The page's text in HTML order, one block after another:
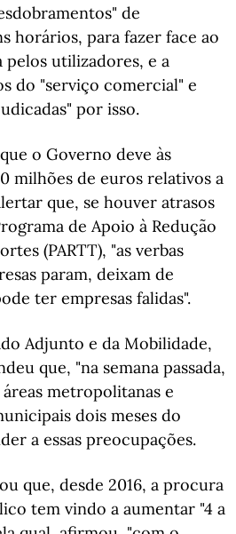
de
horários, para fazer face ao
utilizadores, e a
do "serviço comercial" e
por isso.
o Governo deve às
milhões de euros relativos a
que, se houver atrasos
de Apoio à Redução
(PARTT), "as verbas
param, deixam de
ter empresas falidas".
Adjunto e da Mobilidade,
que, "na semana passada,
metropolitanas e
dois meses do
a essas preocupações.
que, desde 2016, a procura
tem vindo a aumentar "4 a